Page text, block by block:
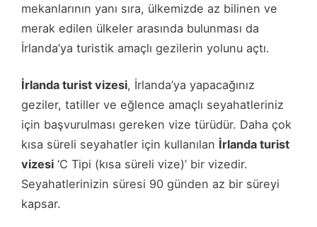
mekanlarının yanı sıra, ülkemizde az bilinen ve
merak edilen ülkeler arasında bulunması da
İrlanda’ya turistik amaçlı gezilerin yolunu açtı.
İrlanda turist vizesi, İrlanda’ya yapacağınız
geziler, tatiller ve eğlence amaçlı seyahatleriniz
için başvurulması gereken vize türüdür. Daha çok
kısa süreli seyahatler için kullanılan İrlanda turist
vizesi ‘C Tipi (kısa süreli vize)’ bir vizedir.
Seyahatlerinizin süresi 90 günden az bir süreyi
kapsar.